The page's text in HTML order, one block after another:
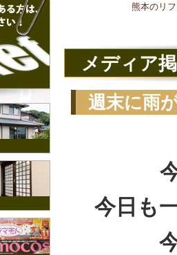
熊本のリ
メディア
週末に雨
今日も